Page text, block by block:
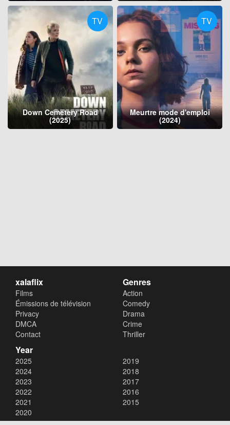
TV
Down Cemetery Road
(2025)
TV
Meurtre mode d'emploi
(2024)
xalaflix
Films
Émissions de télévision
Privacy
DMCA
Contact
Genres
Action
Comedy
Drama
Crime
Thriller
Year
2025
2024
2023
2022
2021
2020
2019
2018
2017
2016
2015